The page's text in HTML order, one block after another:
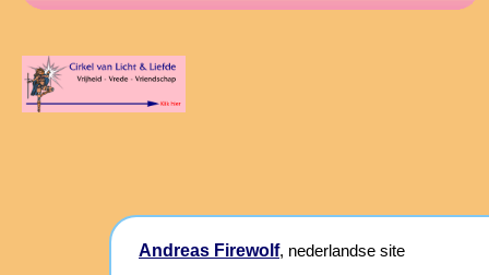
Andreas Firewolf, nederlandse site